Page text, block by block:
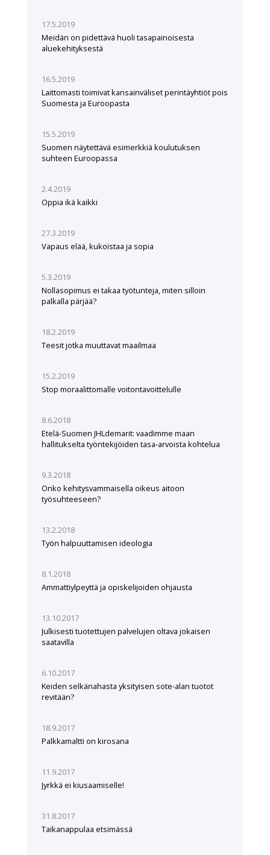
17.5.2019
Meidän on pidettävä huoli tasapainoisesta
aluekehityksestä
16.5.2019
Laittomasti toimivat kansainväliset perintäyhtiöt pois
Suomesta ja Euroopasta
15.5.2019
Suomen näytettävä esimerkkiä koulutuksen
suhteen Euroopassa
2.4.2019
Oppia ikä kaikki
27.3.2019
Vapaus elää, kukoistaa ja sopia
5.3.2019
Nollasopimus ei takaa työtunteja, miten silloin
palkalla pärjää?
18.2.2019
Teesit jotka muuttavat maailmaa
15.2.2019
Stop moraalittomalle voitontavoittelulle
8.6.2018
Etelä-Suomen JHLdemarit: vaadimme maan
hallitukselta työntekijöiden tasa-arvoista kohtelua
9.3.2018
Onko kehitysvammaisella oikeus aitoon
työsuhteeseen?
13.2.2018
Työn halpuuttamisen ideologia
8.1.2018
Ammattiylpeyttä ja opiskelijoiden ohjausta
13.10.2017
Julkisesti tuotettujen palvelujen oltava jokaisen
saatavilla
6.10.2017
Keiden selkänahasta yksityisen sote-alan tuotot
revitään?
18.9.2017
Palkkamaltti on kirosana
11.9.2017
Jyrkkä ei kiusaamiselle!
31.8.2017
Taikanappulaa etsimässä